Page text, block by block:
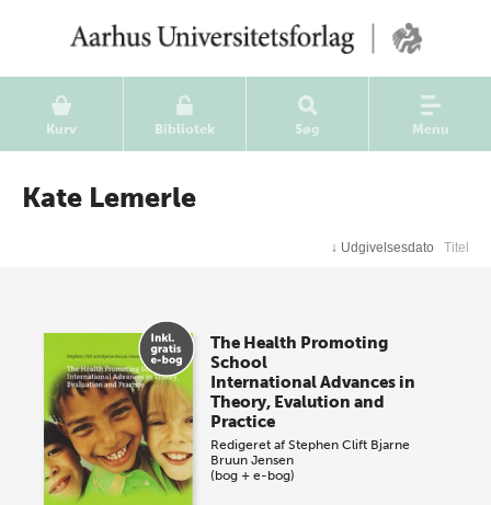
Kurv Bibliotek Søg Menu
Kate Lemerle
↓ Udgivelsesdato Titel
The Health Promoting
School
International Advances in
Theory, Evalution and
Practice
Redigeret afStephen Clift Bjarne
Bruun Jensen
(bog + e-bog)